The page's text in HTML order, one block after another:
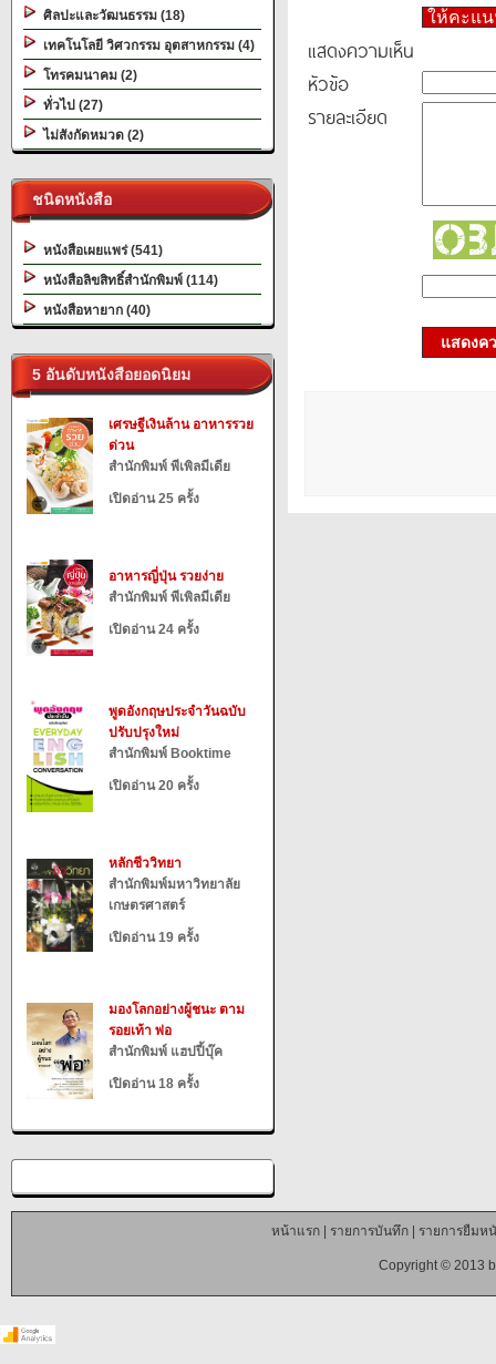
ศิลปะและวัฒนธรรม (18)
เทคโนโลยี วิศวกรรม อุตสาหกรรม (4)
โทรคมนาคม (2)
ทั่วไป (27)
ไม่สังกัดหมวด (2)
ชนิดหนังสือ
หนังสือเผยแพร่ (541)
หนังสือลิขสิทธิ์สำนักพิมพ์ (114)
หนังสือหายาก (40)
5 อันดับหนังสือยอดนิยม
เศรษฐีเงินล้าน อาหารรวย
ด่วน
สำนักพิมพ์ พีเพิลมีเดีย
เปิดอ่าน 25 ครั้ง
อาหารญี่ปุ่น รวยง่าย
สำนักพิมพ์ พีเพิลมีเดีย
เปิดอ่าน 24 ครั้ง
พูดอังกฤษประจำวันฉบับ
ปรับปรุงใหม่
สำนักพิมพ์ Booktime
เปิดอ่าน 20 ครั้ง
หลักชีววิทยา
สำนักพิมพ์มหาวิทยาลัย
เกษตรศาสตร์
เปิดอ่าน 19 ครั้ง
มองโลกอย่างผู้ชนะ ตาม
รอยเท้า พ่อ
สำนักพิมพ์ แฮปปี้บุ๊ค
เปิดอ่าน 18 ครั้ง
ให้คะแ
แสดงความเห็น
หัวข้อ
รายละเอียด
แสดงค
หน้าแรก| รายการบันทึก| รายการยืมห
Copyright © 2013